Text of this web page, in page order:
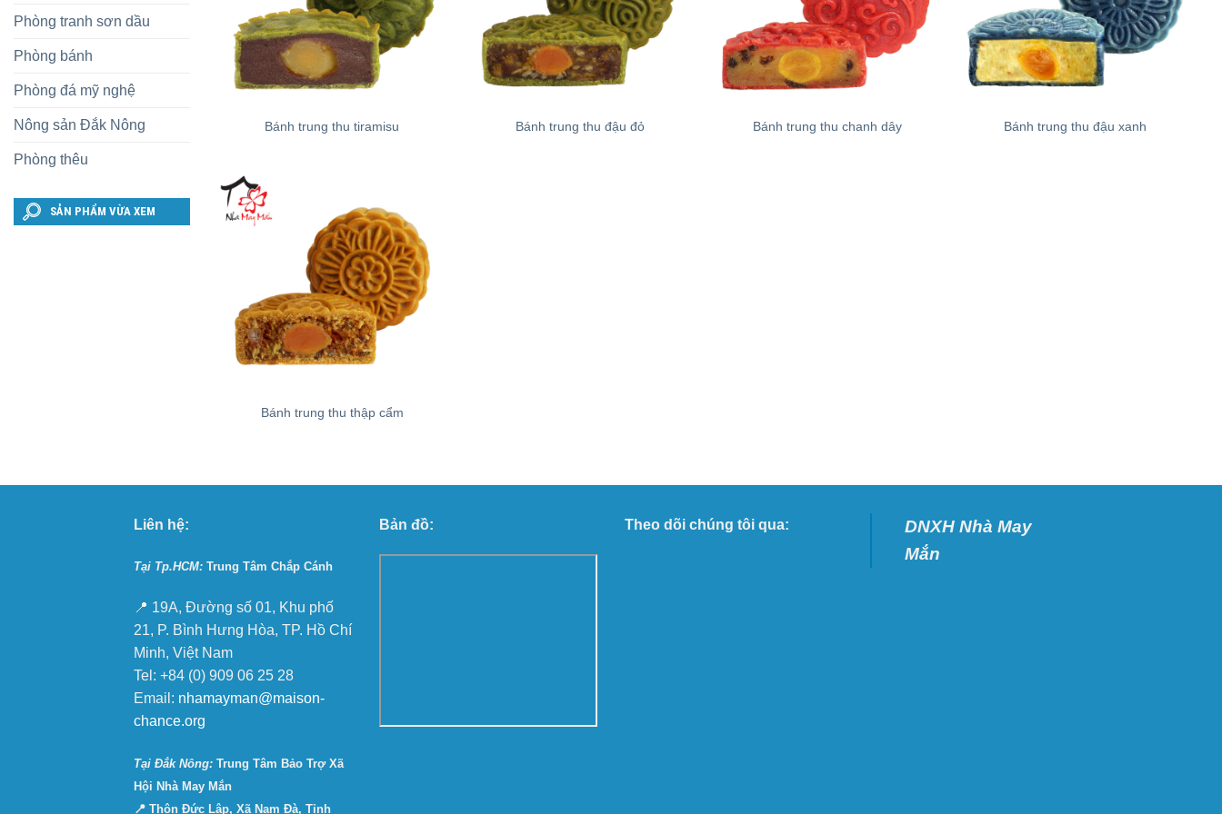
Phòng tranh sơn dầu
Phòng bánh
Phòng đá mỹ nghệ
Nông sản Đắk Nông
Phòng thêu
SẢN PHẨM VỪA XEM
Bánh trung thu tiramisu Bánh trung thu đậu đỏ Bánh trung thu chanh dây Bánh trung thu đậu xanh
Bánh trung thu thập cẩm
Liên hệ:
Tại Tp.HCM: Trung Tâm Chắp Cánh
📍 19A, Đường số 01, Khu phố
21, P. Bình Hưng Hòa, TP. Hồ Chí
Minh, Việt Nam
Tel: +84 (0) 909 06 25 28
Email: nhamayman@maison-
chance.org
Tại Ðắk Nông: Trung Tâm Bảo Trợ Xã
Hội Nhà May Mắn
📍 Thôn Đức Lập, Xã Nam Đà, Tỉnh
Bản đồ: Theo dõi chúng tôi qua:
DNXH Nhà May
Mắn